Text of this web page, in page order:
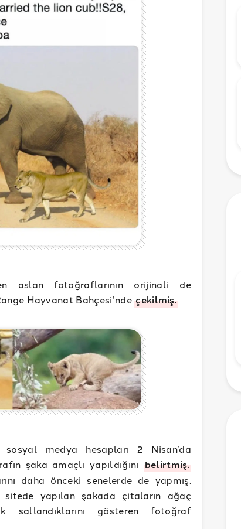
aslan fotoğraflarının orijinali de
Hayvanat Bahçesi’ndeçekilmiş.
sosyal medya hesapları 2 Nisan’da
şaka amaçlı yapıldığını belirtmiş.
daha önceki senelerde de yapmış.
sitede yapılan şakada çitaların ağaç
sallandıklarını gösteren fotoğraf